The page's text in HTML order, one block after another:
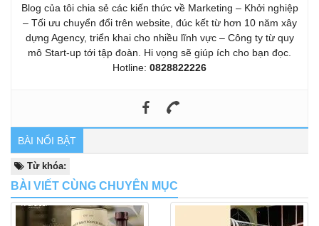
Blog của tôi chia sẻ các kiến thức về Marketing – Khởi nghiệp
– Tối ưu chuyển đổi trên website, đúc kết từ hơn 10 năm xây
dựng Agency, triển khai cho nhiều lĩnh vực – Công ty từ quy
mô Start-up tới tập đoàn. Hi vọng sẽ giúp ích cho bạn đọc.
Hotline: 0828822226
BÀI NỔI BẬT
Từ khóa:
BÀI VIẾT CÙNG CHUYÊN MỤC